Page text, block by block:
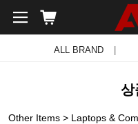
ALL BRAND
상
Other Items > Laptops &